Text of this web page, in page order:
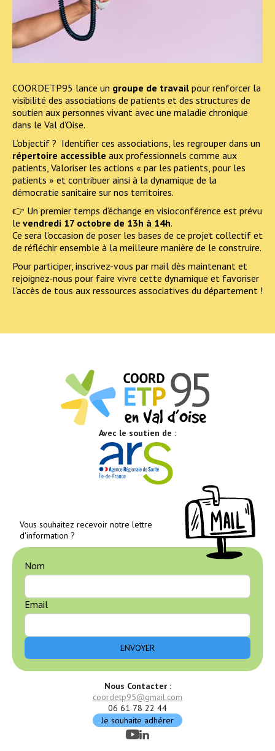
COORDETP95 lance un groupe de travail pour renforcer la
visibilité des associations de patients et des structures de
soutien aux personnes vivant avec une maladie chronique
dans le Val d’Oise.
L’objectif ? Identifier ces associations, les regrouper dans un
répertoire accessible aux professionnels comme aux
patients, Valoriser les actions « par les patients, pour les
patients » et contribuer ainsi à la dynamique de la
démocratie sanitaire sur nos territoires.
👉 Un premier temps d’échange en visioconférence est prévu
le vendredi 17 octobre de 13h à 14h.
Ce sera l’occasion de poser les bases de ce projet collectif et
de réfléchir ensemble à la meilleure manière de le construire.
Pour participer, inscrivez-vous par mail dès maintenant et
rejoignez-nous pour faire vivre cette dynamique et favoriser
l’accès de tous aux ressources associatives du département !
Avec le soutien de :
Nous Contacter :
coordetp95@gmail.com
06 61 78 22 44
Je souhaite adhérer
Vous souhaitez recevoir notre lettre
d'information ?
Nom
Email